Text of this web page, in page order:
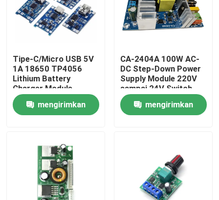
Beranda
Produk
Tur Pabrik
Kontrol Kualitas
Tipe-C/Micro USB 5V
1A 18650 TP4056
Lithium Battery
Charger Module
Dengan Perlindungan
dan Fungsi Ganda
mengirimkan
CA-2404A 100W AC-
DC Step-Down Power
Supply Module 220V
sampai 24V Switch
Power Supply
mengirimkan